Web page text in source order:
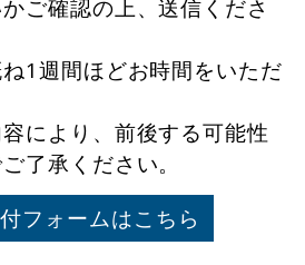
ご確認の上、送信くださ
1週間ほどお時間をいただ
により、前後する可能性
了承ください。
フォームはこちら